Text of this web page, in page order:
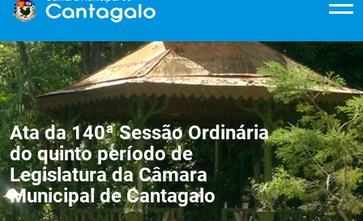
Ata da 140ª Sessão Ordinária
do quinto período de
Legislatura da Câmara
Municipal de Cantagalo